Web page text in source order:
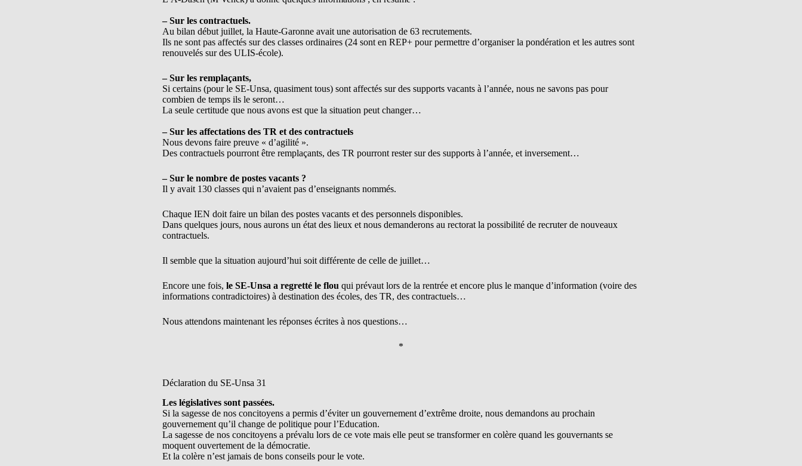
– Sur les contractuels.
Au bilan début juillet, la Haute-Garonne avait une autorisation de 63 recrutements.
Ils ne sont pas affectés sur des classes ordinaires (24 sont en REP+ pour permettre d’organiser la pondération et les autres sont
renouvelés sur des ULIS-école).
– Sur les remplaçants,
Si certains (pour le SE-Unsa, quasiment tous) sont affectés sur des supports vacants à l’année, nous ne savons pas pour
combien de temps ils le seront…
La seule certitude que nous avons est que la situation peut changer…
– Sur les affectations des TR et des contractuels
Nous devons faire preuve « d’agilité ».
Des contractuels pourront être remplaçants, des TR pourront rester sur des supports à l’année, et inversement…
– Sur le nombre de postes vacants ?
Il y avait 130 classes qui n’avaient pas d’enseignants nommés.
Chaque IEN doit faire un bilan des postes vacants et des personnels disponibles.
Dans quelques jours, nous aurons un état des lieux et nous demanderons au rectorat la possibilité de recruter de nouveaux
contractuels.
Il semble que la situation aujourd’hui soit différente de celle de juillet…
Encore une fois, le SE-Unsa a regretté le flou qui prévaut lors de la rentrée et encore plus le manque d’information (voire des
informations contradictoires) à destination des écoles, des TR, des contractuels…
Nous attendons maintenant les réponses écrites à nos questions…
*
Déclaration du SE-Unsa 31
Les législatives sont passées.
Si la sagesse de nos concitoyens a permis d’éviter un gouvernement d’extrême droite, nous demandons au prochain
gouvernement qu’il change de politique pour l’Education.
La sagesse de nos concitoyens a prévalu lors de ce vote mais elle peut se transformer en colère quand les gouvernants se
moquent ouvertement de la démocratie.
Et la colère n’est jamais de bons conseils pour le vote.